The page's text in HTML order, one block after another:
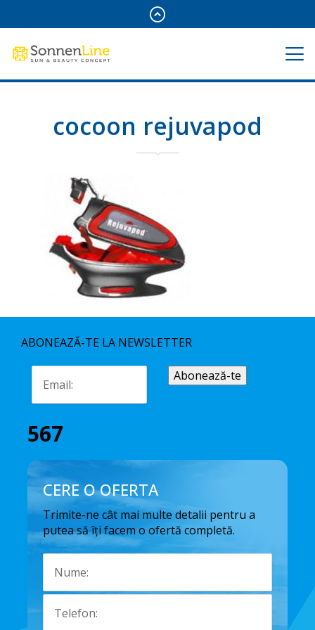
cocoon rejuvapod
ABONEAZĂ-TE LA NEWSLETTER
567
CERE O OFERTA
Trimite-ne cât mai multe detalii pentru a
putea să îți facem o ofertă completă.